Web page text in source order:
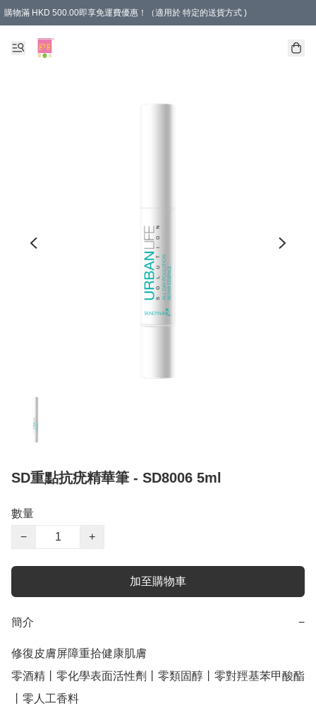
購物滿 HKD 500.00即享免運費優惠！（適用於 特定的送貨方式 )
SD重點抗疣精華筆 - SD8006 5ml
數量
−
+
加至購物車
簡介 −
修復皮膚屏障重拾健康肌膚
零酒精丨零化學表面活性劑丨零類固醇丨零對羥基苯甲酸酯
丨零人工香料